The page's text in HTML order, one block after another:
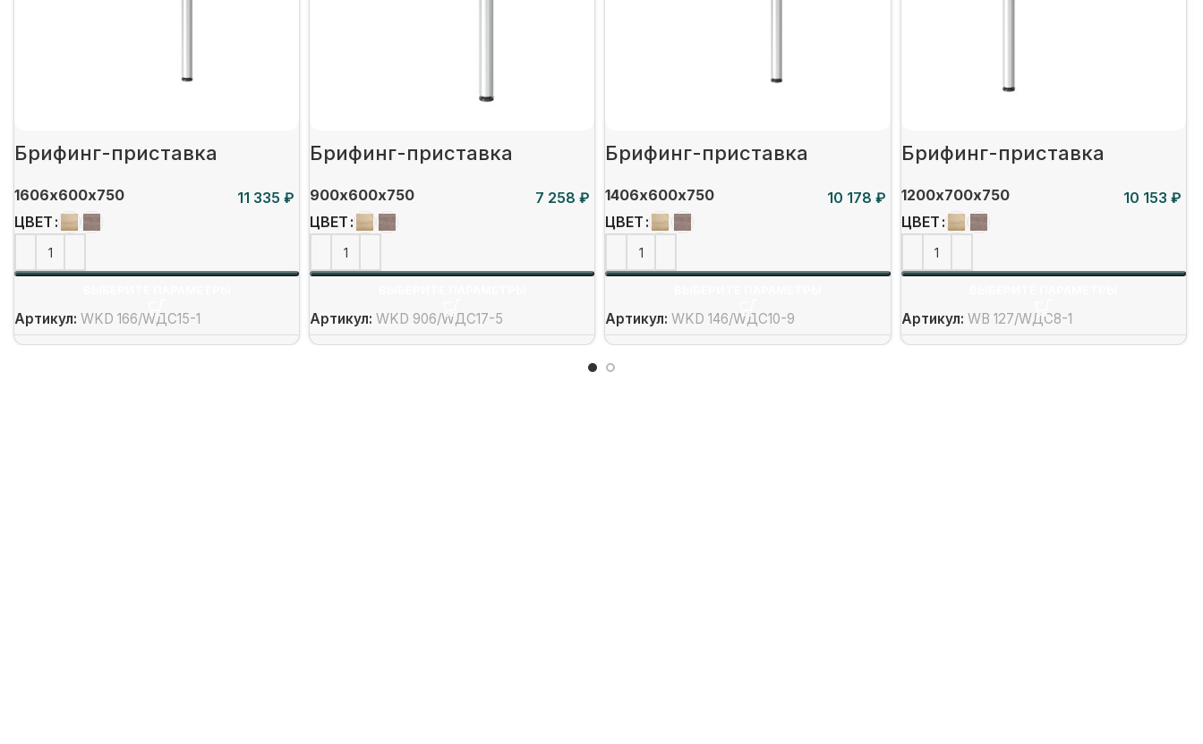
Брифинг-приставка
1606х600х750
₽
ЦВЕТ
Артикул: WKD 166/WДС15-1
Брифинг-приставка
900х600х750
₽
ЦВЕТ
Артикул:WKD 906/WДС17-5
Брифинг-приставка
1406х600х750
₽
ЦВЕТ
Артикул:WKD 146/WДС10-9
Брифинг-приставка
1200х700х750
₽
ЦВЕТ
Артикул: WB 127/WДС8-1